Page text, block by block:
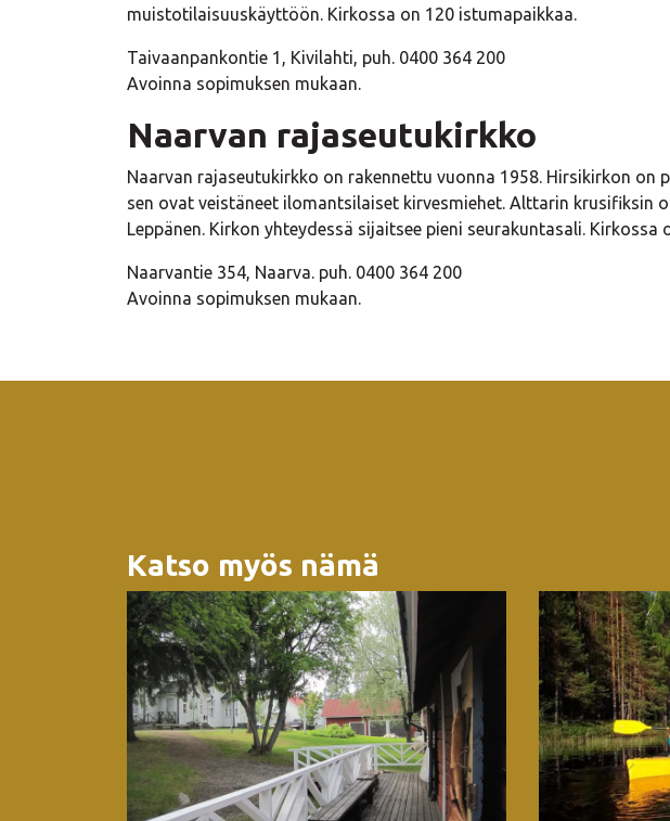
muistotilaisuuskäyttöön. Kirkossa on 120 istumapaikkaa.
Taivaanpankontie 1, Kivilahti, puh. 0400 364 200
Avoinna sopimuksen mukaan.
Naarvan rajaseutukirkko
Naarvan rajaseutukirkko on rakennettu vuonna 1958. Hirsikirkon on
sen ovat veistäneet ilomantsilaiset kirvesmiehet. Alttarin krusifiksin
Leppänen. Kirkon yhteydessä sijaitsee pieni seurakuntasali. Kirkossa
Naarvantie 354, Naarva. puh. 0400 364 200
Avoinna sopimuksen mukaan.
Katso myös nämä